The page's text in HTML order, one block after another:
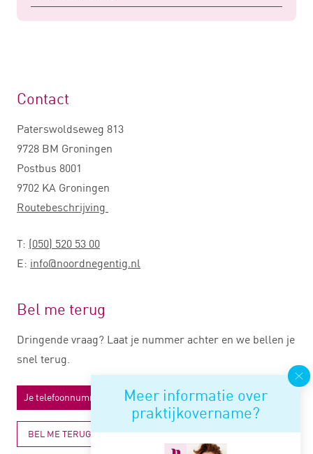
Meer informatie over
praktijkovername?
Contact
Paterswoldseweg 813
9728 BM Groningen
Postbus 8001
9702 KA Groningen
Routebeschrijving
T: (050) 520 53 00
E: info@noordnegentig.nl
Bel me terug
Dringende vraag? Laat je nummer achter en we bellen je
snel terug.
BEL ME TERUG